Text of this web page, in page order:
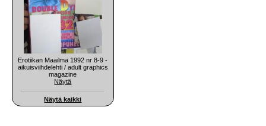
Erotiikan Maailma 1992 nr 8-9 -
aikuisviihdelehti / adult graphics
magazine
Näytä
Näytä kaikki